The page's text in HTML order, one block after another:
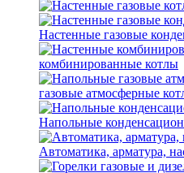
Настенные газовые
комбинированные котлы
газовые атмосферные
Напольные
Автоматика, арматура,